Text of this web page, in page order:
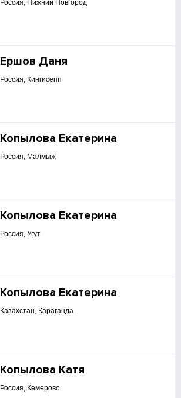
Россия, Нижний Новгород
Ершов Даня
Россия, Кингисепп
Копылова Екатерина
Россия, Малмыж
Копылова Екатерина
Россия, Угут
Копылова Екатерина
Казахстан, Караганда
Копылова Катя
Россия, Кемерово